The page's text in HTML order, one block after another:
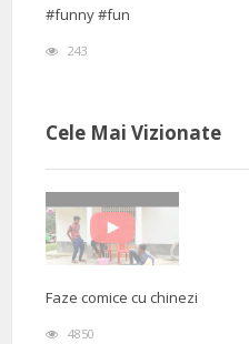
#funny #fun
243
Cele Mai Vizionate
Faze comice cu chinezi
4850